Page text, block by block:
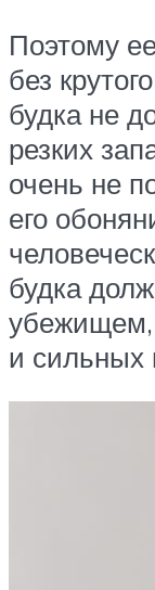
Поэтому
без
будка не
резких
очень не
его
будка
и сильных